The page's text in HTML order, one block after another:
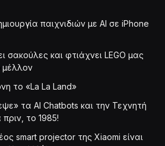
παιχνιδιών με ΑΙ σε iPhone
σακούλες και φτιάχνει LEGO μας
μέλλον
το «La La Land»
τα AI Chatbots και την Τεχνητή
το 1985!
smart projector της Xiaomi είναι